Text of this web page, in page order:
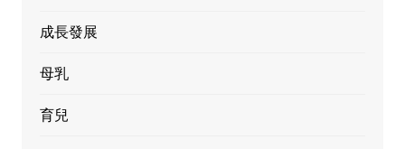
成長發展
母乳
育兒